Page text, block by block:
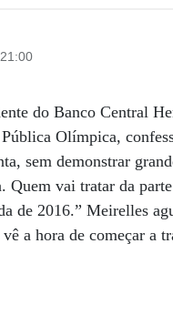
do Banco Central
Olímpica,
sem demonstrar
Quem vai tratar da
de 2016.” Meirelles
a hora de começar a